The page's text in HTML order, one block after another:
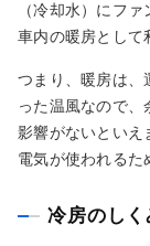
（冷却水）にフ
車内の暖房として
つまり、暖房は、
った温風なので
影響がないといえ
電気が使われるた
冷房のしく